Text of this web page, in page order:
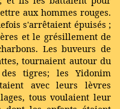
aux hommes rouges.
s'arrêtaient épuisés ;
et le grésillement de
Les buveurs de
tournaient autour du
tigres; les Yidonim
avec leurs lèvres
tous voulaient leur